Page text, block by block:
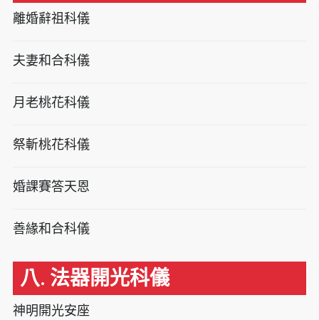
離婚辭祖科儀
夫妻和合科儀
月老桃花科儀
祭斬桃花科儀
婚課賽答天恩
善緣和合科儀
八. 法器開光科儀
神明開光安座